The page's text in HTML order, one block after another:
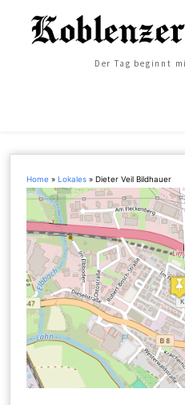
Der Tag beginnt
Home »Lokales »Dieter Veil Bildhauer